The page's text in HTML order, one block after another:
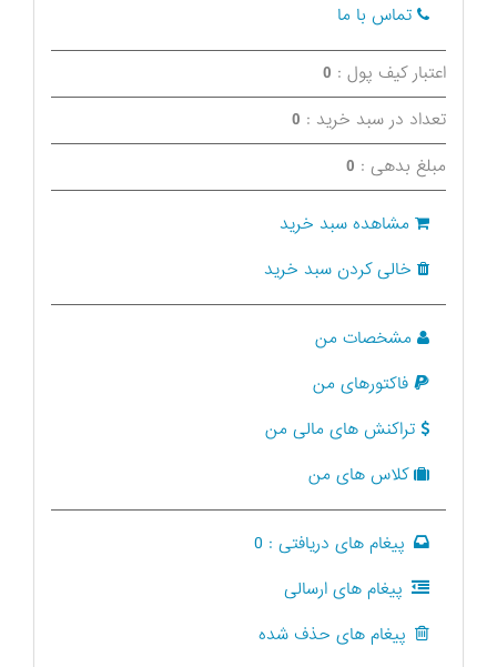
تماس با ما
اعتبار کیف پول : 0
تعداد در سبد خرید : 0
مبلغ بدهی : 0
مشاهده سبد خرید
خالی کردن سبد خرید
مشخصات من
فاکتورهای من
تراکنش های مالی من
کلاس های من
پیغام های دریافتی : 0
پیغام های ارسالی
پیغام های حذف شده